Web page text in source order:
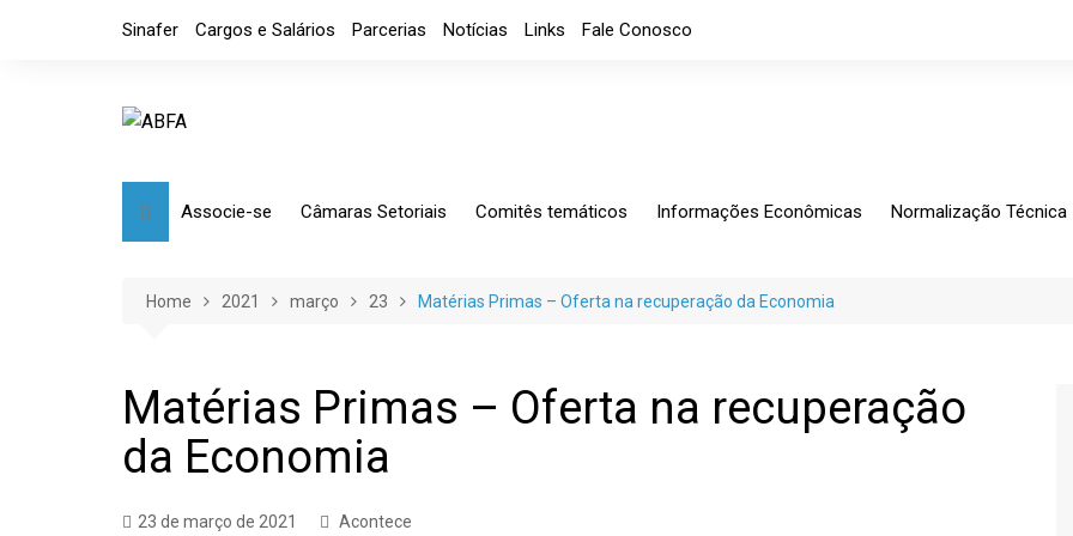
Sinafer Cargos e Salários Parcerias Notícias Links Fale Conosco
Associe-se
Requerimento
Código de Ética
Câmaras Setoriais
Artefatos Metálicos
Ferramentas de Usinagem
Usinagem
Comitês temáticos
Etiquetagem
Tributário Fiscal
Informações Econômicas
Análises
Indicadores Econômicos
Normalização Técnica
Notícias
Home 2021 março 23 Matérias Primas – Oferta na recuperação da Economia
Matérias Primas – Oferta na recuperação
da Economia
23 de março de 2021 Acontece